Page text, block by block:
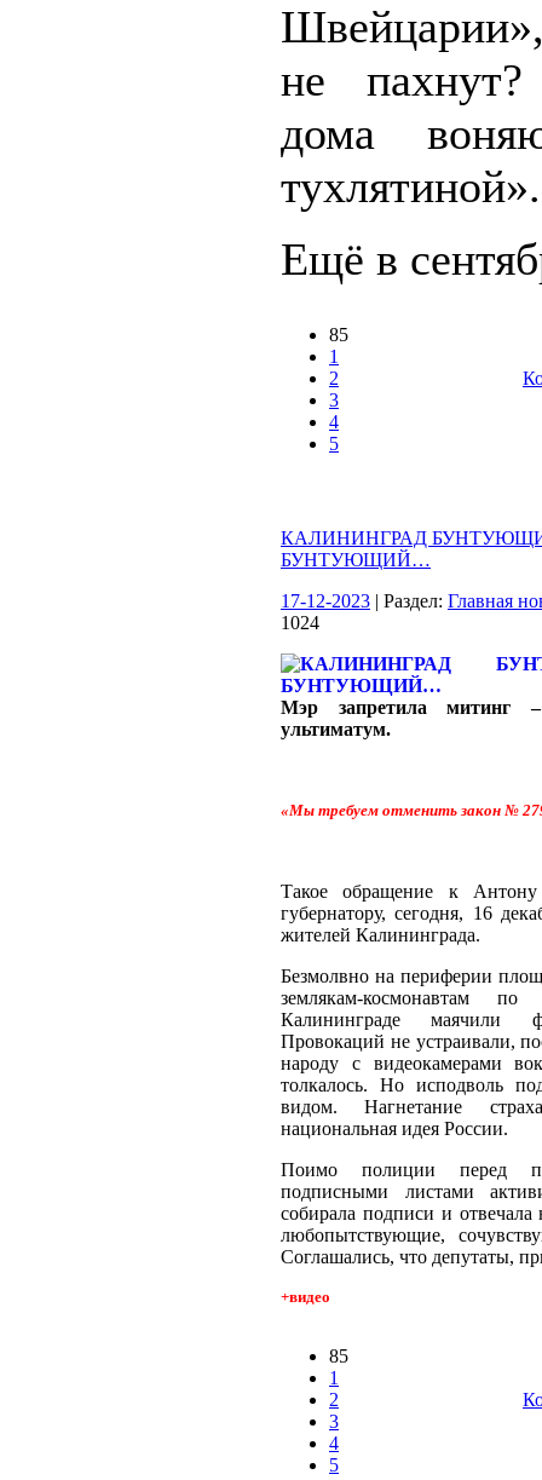
не
дома
тухлятиной».
Ещё в
85
1
2
3
4
5
КАЛИНИНГРАД
БУНТУЮЩИЙ…
17-12-2023 | Раздел: Главная
1024
Мэр запретила митинг –
ультиматум.
«Мы требуем отменить закон №
Такое обращение к Антону
губернатору, сегодня, 16
жителей Калининграда.
Безмолвно на периферии
землякам-космонавтам
Калининграде маячили
Провокаций не устраивали,
народу с видеокамерами
толкалось. Но исподволь
видом. Нагнетание
национальная идея России.
Поимо полиции перед
подписными листами
собирала подписи и
любопытствующие,
Соглашались, что депутаты,
+видео
85
1
2
3
4
5